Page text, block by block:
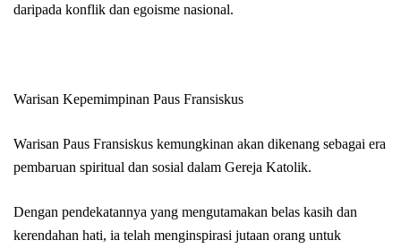
daripada konflik dan egoisme nasional.
Warisan Kepemimpinan Paus Fransiskus
Warisan Paus Fransiskus kemungkinan akan dikenang sebagai era
pembaruan spiritual dan sosial dalam Gereja Katolik.
Dengan pendekatannya yang mengutamakan belas kasih dan
kerendahan hati, ia telah menginspirasi jutaan orang untuk